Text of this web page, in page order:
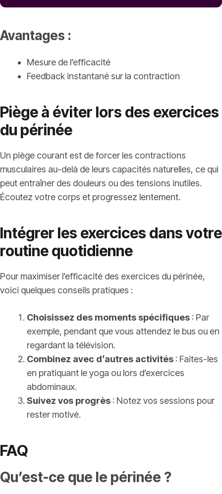
Avantages :
Mesure de l’efficacité
Feedback instantané sur la contraction
Piège à éviter lors des exercices
du périnée
Un piège courant est de forcer les contractions
musculaires au-delà de leurs capacités naturelles, ce qui
peut entraîner des douleurs ou des tensions inutiles.
Écoutez votre corps et progressez lentement.
Intégrer les exercices dans votre
routine quotidienne
Pour maximiser l’efficacité des exercices du périnée,
voici quelques conseils pratiques :
Choisissez des moments spécifiques : Par
exemple, pendant que vous attendez le bus ou en
regardant la télévision.
Combinez avec d’autres activités : Faites-les
en pratiquant le yoga ou lors d’exercices
abdominaux.
Suivez vos progrès : Notez vos sessions pour
rester motivé.
FAQ
Qu’est-ce que le périnée ?